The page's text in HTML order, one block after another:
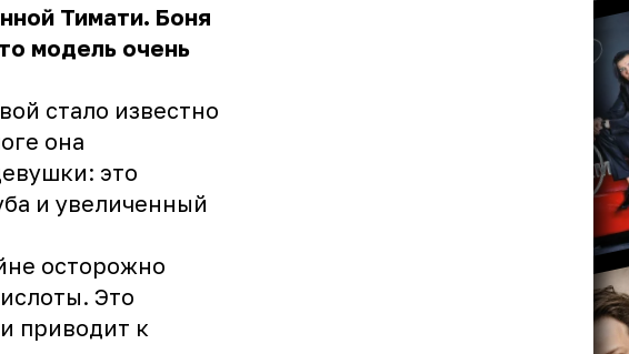
Тимати. Боня
модель очень
стало известно
она
это
и увеличенный
осторожно
Это
приводит к